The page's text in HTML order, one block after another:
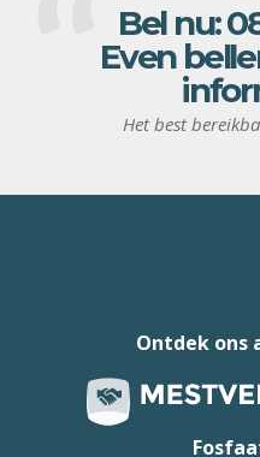
Bel nu:
Even
Het best
Ontdek ons